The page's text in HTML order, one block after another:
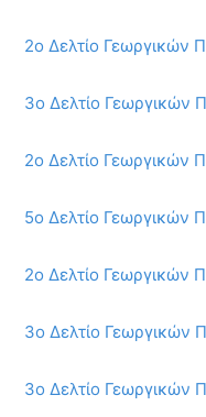
το
βαμβάκι.
2ο Δελτίο Γεωργικών
3ο Δελτίο Γεωργικών
2ο Δελτίο Γεωργικών
5ο Δελτίο Γεωργικών
2ο Δελτίο Γεωργικών
3ο Δελτίο Γεωργικών
3ο Δελτίο Γεωργικών